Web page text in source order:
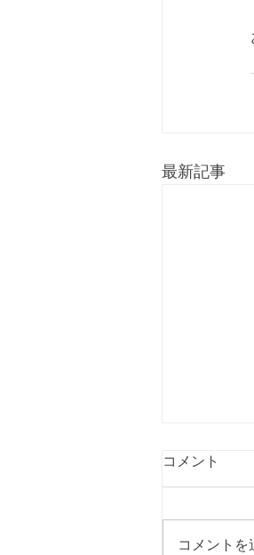
最新記事
コメント
コメント